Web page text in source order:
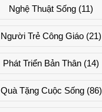
Nghệ Thuật Sống (11)
Người Trẻ Công Giáo (21)
Phát Triển Bản Thân (14)
Quà Tặng Cuộc Sống(86)